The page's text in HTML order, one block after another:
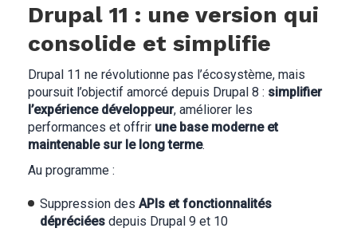
Drupal 11 : une version qui
consolide et simplifie
Drupal 11 ne révolutionne pas l’écosystème, mais
poursuit l’objectif amorcé depuis Drupal 8 : simplifier
l’expérience développeur, améliorer les
performances et offrir une base moderne et
maintenable sur le long terme.
Au programme :
Suppression des APIs et fonctionnalités
dépréciées depuis Drupal 9 et 10